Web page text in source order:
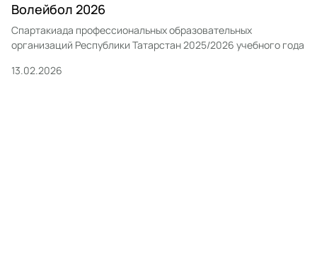
Волейбол 2026
Спартакиада профессиональных образовательных
организаций Республики Татарстан 2025/2026 учебного года
13.02.2026